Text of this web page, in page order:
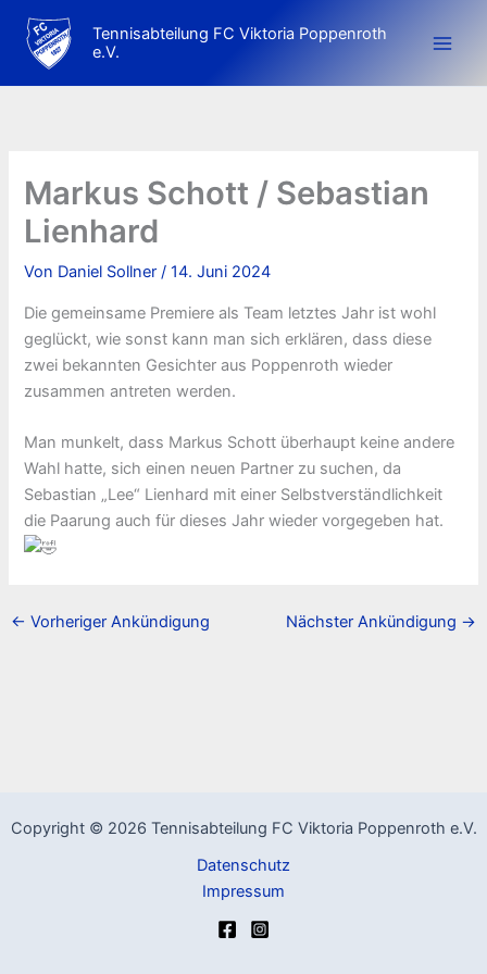
Inhalt
springen
Tennisabteilung FC Viktoria Poppenroth
e.V.
Markus Schott / Sebastian
Lienhard
Von Daniel Sollner/14. Juni 2024
Die gemeinsame Premiere als Team letztes Jahr ist wohl
geglückt, wie sonst kann man sich erklären, dass diese
zwei bekannten Gesichter aus Poppenroth wieder
zusammen antreten werden.
Man munkelt, dass Markus Schott überhaupt keine andere
Wahl hatte, sich einen neuen Partner zu suchen, da
Sebastian „Lee“ Lienhard mit einer Selbstverständlichkeit
die Paarung auch für dieses Jahr wieder vorgegeben hat.
← Vorheriger Ankündigung Nächster Ankündigung →
Copyright © 2026 Tennisabteilung FC Viktoria Poppenroth e.V.
Datenschutz
Impressum